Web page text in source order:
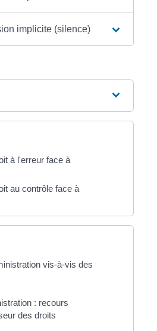
implicite (silence)
à l'erreur face à
au contrôle face à
vis-à-vis des
: recours
des droits